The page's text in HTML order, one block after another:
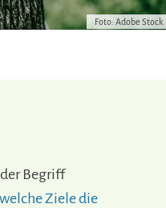
Foto: Adobe Stock
Begriff
Ziele die